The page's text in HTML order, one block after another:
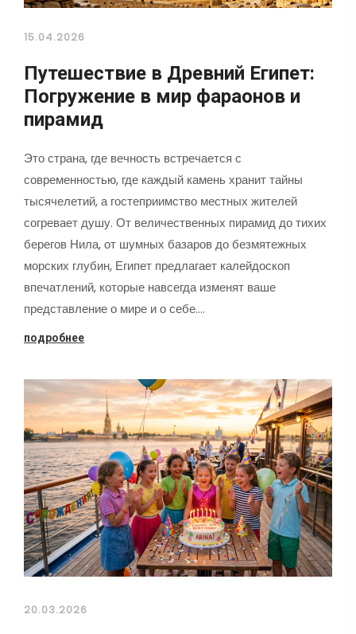
15.04.2026
Путешествие в Древний Египет:
Погружение в мир фараонов и
пирамид
Это страна, где вечность встречается с
современностью, где каждый камень хранит тайны
тысячелетий, а гостеприимство местных жителей
согревает душу. От величественных пирамид до тихих
берегов Нила, от шумных базаров до безмятежных
морских глубин, Египет предлагает калейдоскоп
впечатлений, которые навсегда изменят ваше
представление о мире и о себе.…
подробнее
20.03.2026